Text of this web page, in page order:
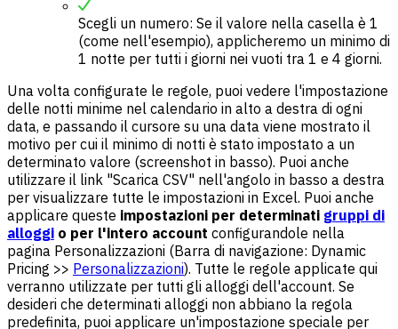
Scegli un numero: Se il valore nella casella è 1
(come nell'esempio), applicheremo un minimo di
1 notte per tutti i giorni nei vuoti tra 1 e 4 giorni.
Una volta configurate le regole, puoi vedere l'impostazione
delle notti minime nel calendario in alto a destra di ogni
data, e passando il cursore su una data viene mostrato il
motivo per cui il minimo di notti è stato impostato a un
determinato valore (screenshot in basso). Puoi anche
utilizzare il link "Scarica CSV" nell'angolo in basso a destra
per visualizzare tutte le impostazioni in Excel. Puoi anche
applicare queste impostazioni per determinati gruppi di
alloggi o per l'intero account configurandole nella
pagina Personalizzazioni (Barra di navigazione: Dynamic
Pricing >> Personalizzazioni). Tutte le regole applicate qui
verranno utilizzate per tutti gli alloggi dell'account. Se
desideri che determinati alloggi non abbiano la regola
predefinita, puoi applicare un'impostazione speciale per